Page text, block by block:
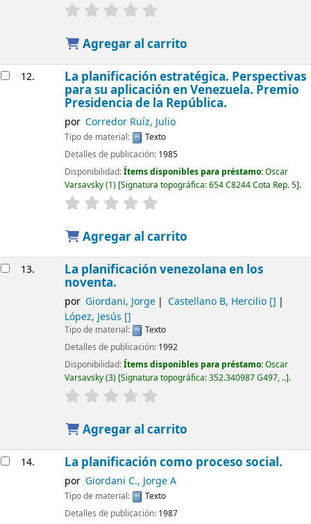
Agregar al carrito
12. La planificación estratégica. Perspectivas
para su aplicación en Venezuela. Premio
Presidencia de la República.
por Corredor Ruíz, Julio
Tipo de material:
Texto
Detalles de publicación: 1985
Disponibilidad:Ítems disponibles para préstamo:Oscar
Varsavsky(1) Signatura topográfica:654 C8244 Cota Rep. 5 .
Agregar al carrito
13. La planificación venezolana en los
noventa.
por Giordani, Jorge Castellano B, Hercilio[]
López, Jesús []
Tipo de material:
Texto
Detalles de publicación: 1992
Disponibilidad:Ítems disponibles para préstamo:Oscar
Varsavsky(3) Signatura topográfica:352.340987 G497, .. .
Agregar al carrito
14. La planificación como proceso social.
por Giordani C., Jorge A
Tipo de material:
Texto
Detalles de publicación: 1987